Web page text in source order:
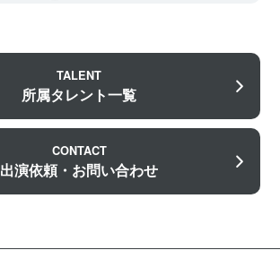
TALENT
所属タレント一覧
CONTACT
出演依頼・お問い合わせ